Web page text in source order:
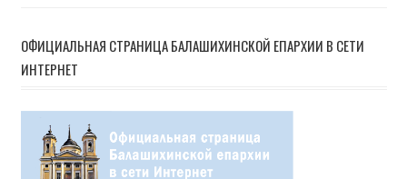
ОФИЦИАЛЬНАЯ СТРАНИЦА БАЛАШИХИНСКОЙ ЕПАРХИИ В СЕТИ
ИНТЕРНЕТ